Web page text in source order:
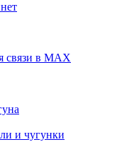
связи в МАХ
и чугунки